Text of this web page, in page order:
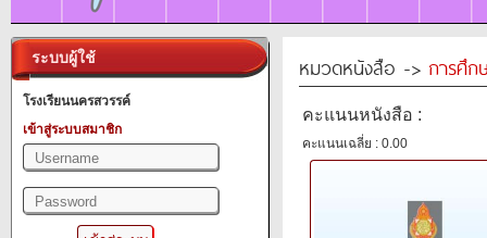
ระบบผู้ใช้
โรงเรียนนครสวรรค์
เข้าสู่ระบบสมาชิก
หมวดหนังสือ -> การศึก
คะแนนหนังสือ :
คะแนนเฉลี่ย : 0.00